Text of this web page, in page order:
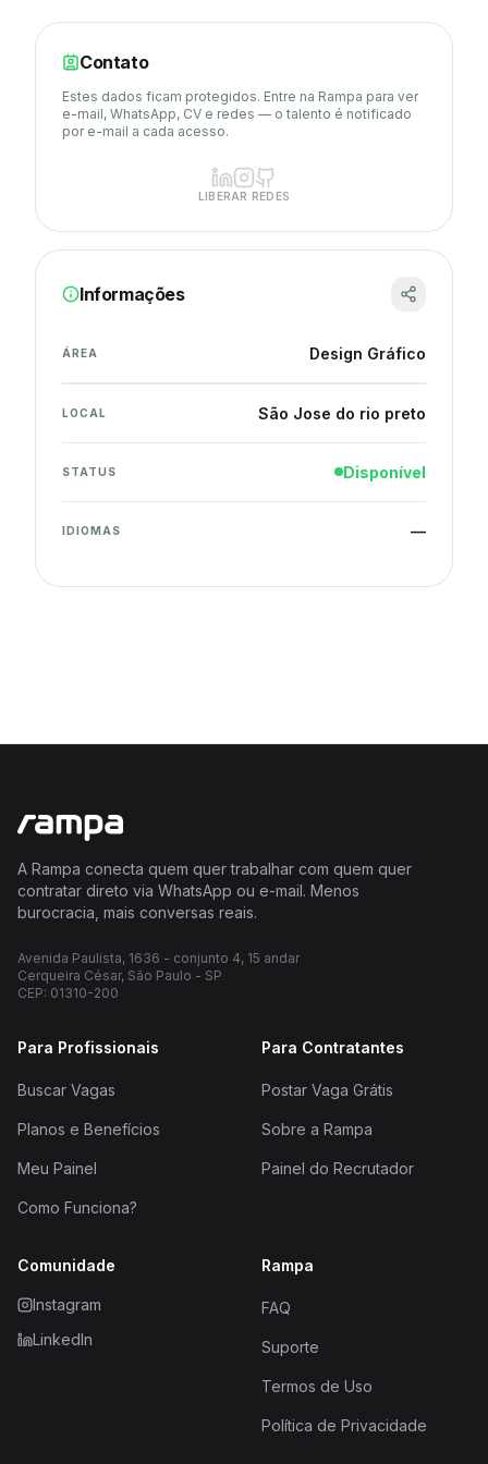
Contato
Estes dados ficam protegidos. Entre na Rampa para ver
e-mail, WhatsApp, CV e redes — o talento é notificado
por e-mail a cada acesso.
LIBERAR REDES
Informações
ÁREA Design Gráfico
LOCAL São Jose do rio preto
STATUS Disponível
IDIOMAS —
A Rampa conecta quem quer trabalhar com quem quer
contratar direto via WhatsApp ou e-mail. Menos
burocracia, mais conversas reais.
Avenida Paulista, 1636 - conjunto 4, 15 andar
Cerqueira César, São Paulo - SP
CEP: 01310-200
Para Profissionais
Buscar Vagas
Planos e Benefícios
Meu Painel
Como Funciona?
Para Contratantes
Postar Vaga Grátis
Sobre a Rampa
Painel do Recrutador
Comunidade
Instagram
LinkedIn
Rampa
FAQ
Suporte
Termos de Uso
Política de Privacidade